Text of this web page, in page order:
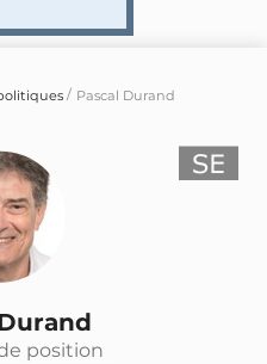
Pascal Durand
position